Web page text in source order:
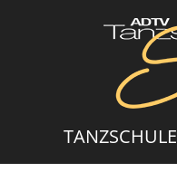
TANZSCHULE